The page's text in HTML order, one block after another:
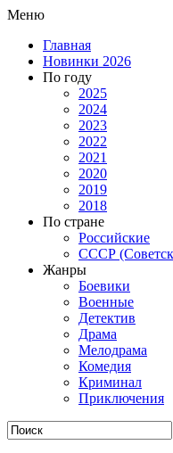
Меню
Главная
Новинки 2026
По году
2025
2024
2023
2022
2021
2020
2019
2018
По стране
Российские
СССР
Жанры
Боевики
Военные
Детектив
Драма
Мелодрама
Комедия
Криминал
Приключения